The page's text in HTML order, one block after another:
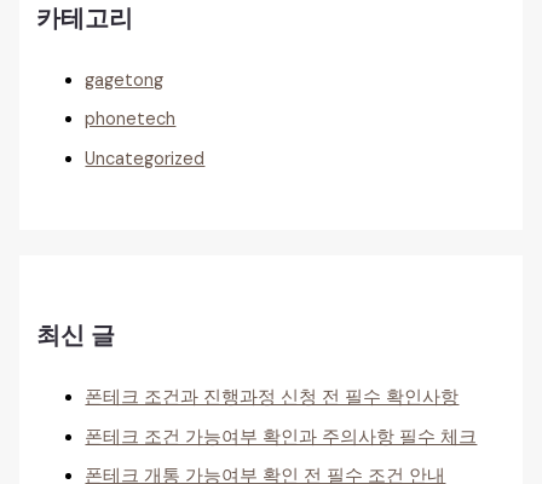
카테고리
gagetong
phonetech
Uncategorized
최신 글
폰테크 조건과 진행과정 신청 전 필수 확인사항
폰테크 조건 가능여부 확인과 주의사항 필수 체크
폰테크 개통 가능여부 확인 전 필수 조건 안내